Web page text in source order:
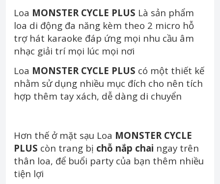
Loa MONSTER CYCLE PLUS Là sản phẩm
loa di động đa năng kèm theo 2 micro hỗ
trợ hát karaoke đáp ứng mọi nhu cầu âm
nhạc giải trí mọi lúc mọi nơi
Loa MONSTER CYCLE PLUS có một thiết kế
nhằm sử dụng nhiều mục đích cho nên tích
hợp thêm tay xách, dễ dàng di chuyển
Hơn thế ở mặt sạu Loa MONSTER CYCLE
PLUS còn trang bị chỗ nắp chai ngay trên
thân loa, để buổi party của bạn thêm nhiều
tiện lợi